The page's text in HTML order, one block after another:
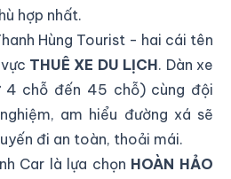
hợp nhất.
Hùng Tourist - hai cái tên
THUÊ XE DU LỊCH. Dàn xe
4 chỗ đến 45 chỗ) cùng đội
am hiểu đường xá sẽ
đi an toàn, thoải mái.
Car là lựa chọn HOÀN HẢO